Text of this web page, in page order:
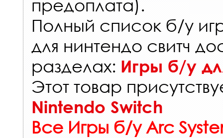
предоплата).
Полный список б/у
для нинтендо свитч
разделах: Игры б/у
Этот товар
Nintendo Switch
Все Игры б/у Arc